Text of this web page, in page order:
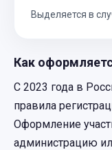
Выделяется в
Как
С 2023 года в
правила
Оформление
администрацию